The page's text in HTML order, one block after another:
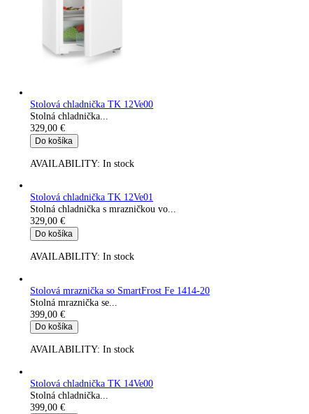
Filtrovať
Zoradiť:
Stolná chladnička...
329,00€
Do košíka
AVAILABILITY: In stock
Stolová chladnička TK 12Ve01
Stolná chladnička s mrazničkou vo...
329,00